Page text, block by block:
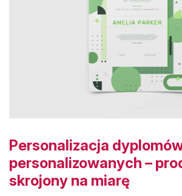
Personalizacja
personalizowanych –
skrojony na miarę